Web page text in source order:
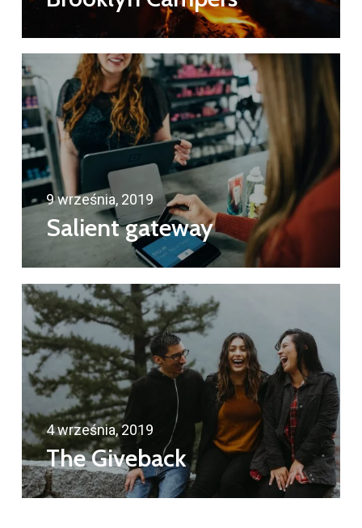
9 września, 2019
Salient gateway
4 września, 2019
The Giveback